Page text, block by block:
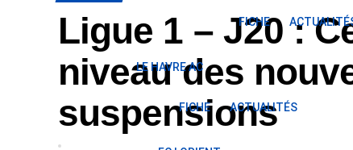
FICHE
LE HAVRE AC
FICHE ACTUALITÉS
Ligue 1 – J20 :
niveau des
suspensions